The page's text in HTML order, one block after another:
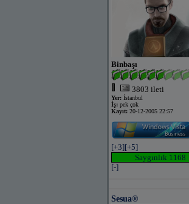
Binbaşı
3803 ileti
Yer: İstanbul
İş: pek çok
Kayıt: 20-12-2005 22:57
[+3][+5]
Saygınlık 1168
[-]
Sesua®